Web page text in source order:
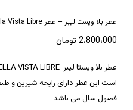
عطر بلا ویستا لیبر – عطر Bella Vista Libre
2،800،000 تومان
است این عطر دارای رایحه شیرین
فصول سال می باشد